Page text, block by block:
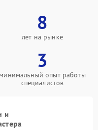
8
лет на рынке
3
минимальный опыт работы
специалистов
и